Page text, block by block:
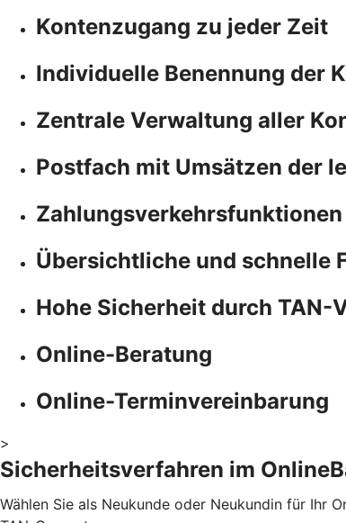
Kontenzugang zu jeder Zeit
Individuelle Benennung der
Zentrale Verwaltung aller
Postfach mit Umsätzen der
Übersichtliche und schnelle
Hohe Sicherheit durch TAN-
Online-Beratung
Online-Terminvereinbarung
>
Sicherheitsverfahren im
Wählen Sie als Neukunde oder Neukundin für Ihr